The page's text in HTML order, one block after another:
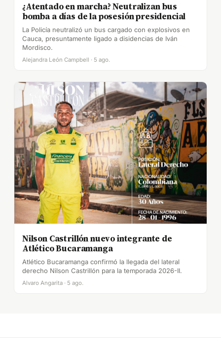
¿Atentado en marcha? Neutralizan bus
bomba a días de la posesión presidencial
La Policía neutralizó un bus cargado con explosivos en
Cauca, presuntamente ligado a disidencias de Iván
Mordisco.
Alejandra León Campbell · 5 ago.
Nilson Castrillón nuevo integrante de
Atlético Bucaramanga
Atlético Bucaramanga confirmó la llegada del lateral
derecho Nilson Castrillón para la temporada 2026-II.
Alvaro Angarita · 5 ago.